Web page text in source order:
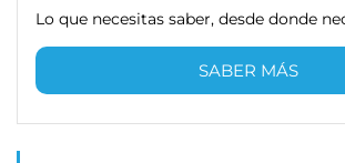
Lo que necesitas saber, desde donde
SABER MÁS